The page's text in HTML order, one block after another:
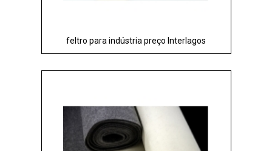
feltro para indústria preço Interlagos